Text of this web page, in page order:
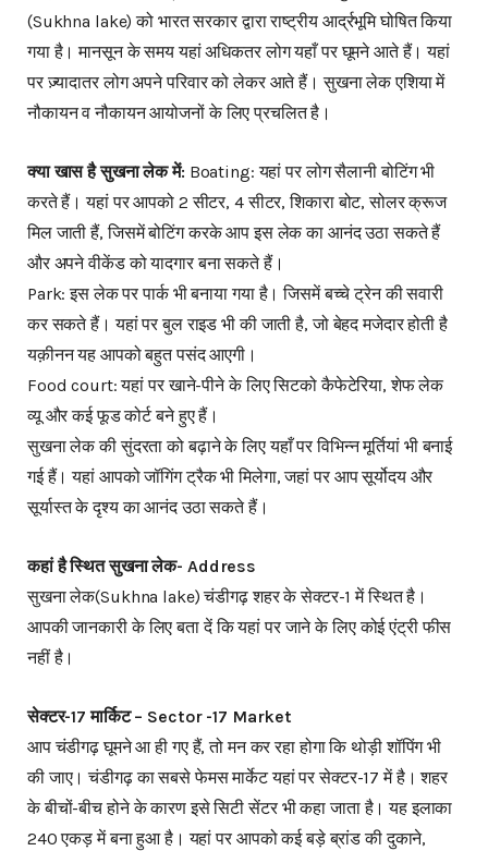
(Sukhna lake) को भारत सरकार द्वारा राष्ट्रीय आर्द्रभूमि घोषित किया
गया है। मानसून के समय यहां अधिकतर लोग यहाँ पर घूमने आते हैं। यहां
पर ज़्यादातर लोग अपने परिवार को लेकर आते हैं। सुखना लेक एशिया में
नौकायन व नौकायन आयोजनों के लिए प्रचलित है।
क्या खास है सुखना लेक में: Boating: यहां पर लोग सैलानी बोटिंग भी
करते हैं। यहां पर आपको 2 सीटर, 4 सीटर, शिकारा बोट, सोलर क्रूज
मिल जाती हैं, जिसमें बोटिंग करके आप इस लेक का आनंद उठा सकते हैं
और अपने वीकेंड को यादगार बना सकते हैं।
Park: इस लेक पर पार्क भी बनाया गया है। जिसमें बच्चे ट्रेन की सवारी
कर सकते हैं। यहां पर बुल राइड भी की जाती है, जो बेहद मजेदार होती है
यक़ीनन यह आपको बहुत पसंद आएगी।
Food court: यहां पर खाने-पीने के लिए सिटको कैफेटेरिया, शेफ लेक
व्यू और कई फूड कोर्ट बने हुए हैं।
सुखना लेक की सुंदरता को बढ़ाने के लिए यहाँ पर विभिन्न मूर्तियां भी बनाई
गई हैं। यहां आपको जॉगिंग ट्रैक भी मिलेगा, जहां पर आप सूर्योदय और
सूर्यास्त के दृश्य का आनंद उठा सकते हैं।
कहां है स्थित सुखना लेक- Address
सुखना लेक(Sukhna lake) चंडीगढ़ शहर के सेक्टर-1 में स्थित है।
आपकी जानकारी के लिए बता दें कि यहां पर जाने के लिए कोई एंट्री फीस
नहीं है।
सेक्टर-17 मार्किट – Sector -17 Market
आप चंडीगढ़ घूमने आ ही गए हैं, तो मन कर रहा होगा कि थोड़ी शॉपिंग भी
की जाए। चंडीगढ़ का सबसे फेमस मार्केट यहां पर सेक्टर-17 में है। शहर
के बीचों-बीच होने के कारण इसे सिटी सेंटर भी कहा जाता है। यह इलाका
240 एकड़ में बना हुआ है। यहां पर आपको कई बड़े ब्रांड की दुकाने,